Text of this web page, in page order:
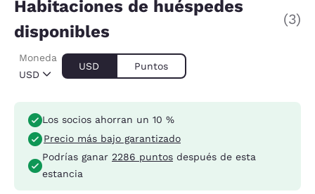
Habitaciones de huéspedes
disponibles
(3)
USD
Moneda
USD Puntos
Los socios ahorran un 10 %
Precio más bajo garantizado
Podrías ganar 2286 puntos después de esta
estancia